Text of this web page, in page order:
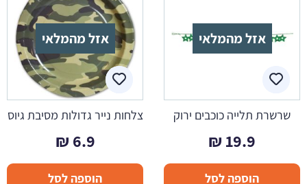
אזל מהמלאי
שרשרת תלייה כוכבים ירוק
19.9
₪
הוספה לסל
אזל מהמלאי
צלחות נייר גדולות מסיבת גיוס
6.9
₪
הוספה לסל